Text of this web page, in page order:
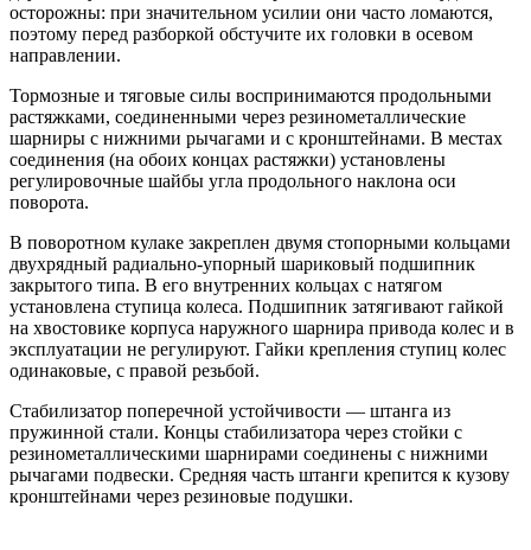
осторожны: при значительном усилии они часто ломаются,
поэтому перед разборкой обстучите их головки в осевом
направлении.
Тормозные и тяговые силы воспринимаются продольными
растяжками, соединенными через резинометаллические
шарниры с нижними рычагами и с кронштейнами. В местах
соединения (на обоих концах растяжки) установлены
регулировочные шайбы угла продольного наклона оси
поворота.
В поворотном кулаке закреплен двумя стопорными кольцами
двухрядный радиально-упорный шариковый подшипник
закрытого типа. В его внутренних кольцах с натягом
установлена ступица колеса. Подшипник затягивают гайкой
на хвостовике корпуса наружного шарнира привода колес и в
эксплуатации не регулируют. Гайки крепления ступиц колес
одинаковые, с правой резьбой.
Стабилизатор поперечной устойчивости — штанга из
пружинной стали. Концы стабилизатора через стойки с
резинометаллическими шарнирами соединены с нижними
рычагами подвески. Средняя часть штанги крепится к кузову
кронштейнами через резиновые подушки.